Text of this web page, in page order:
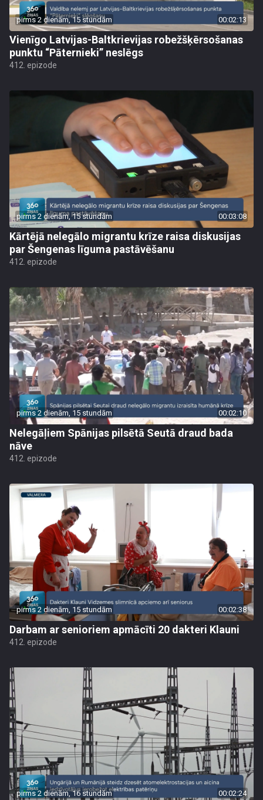
pirms 2 dienām, 15 stundām 00:02:13
Vienīgo Latvijas-Baltkrievijas robežšķērsošanas
punktu “Pāternieki” neslēgs
412. epizode
pirms 2 dienām, 15 stundām 00:03:08
Kārtējā nelegālo migrantu krīze raisa diskusijas
par Šengenas līguma pastāvēšanu
412. epizode
pirms 2 dienām, 15 stundām 00:02:10
Nelegāļiem Spānijas pilsētā Seutā draud bada
nāve
412. epizode
pirms 2 dienām, 15 stundām 00:02:38
Darbam ar senioriem apmācīti 20 dakteri Klauni
412. epizode
pirms 2 dienām, 16 stundām 00:02:24